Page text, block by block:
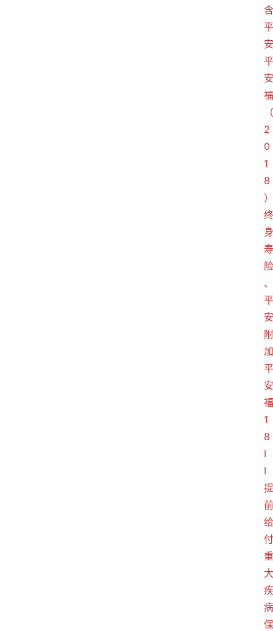
含
平
安
平
安
福
（
2
0
1
8
）
终
身
寿
险
、
平
安
附
加
平
安
福
1
8
I
I
提
前
给
付
重
大
疾
病
保